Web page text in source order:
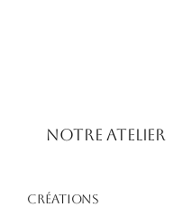
notre atelier
Créations